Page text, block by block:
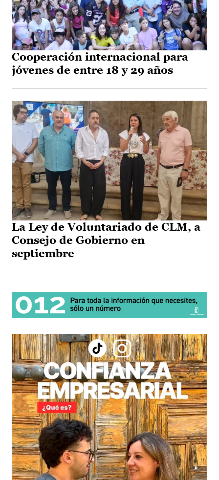
Cooperación internacional para
jóvenes de entre 18 y 29 años
La Ley de Voluntariado de CLM, a
Consejo de Gobierno en
septiembre